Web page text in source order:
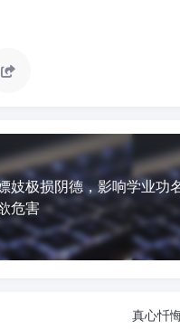
妓极损阴德，影响学业功
危害
真心忏